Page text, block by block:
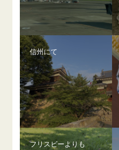
信州にて
フリスビーよりも